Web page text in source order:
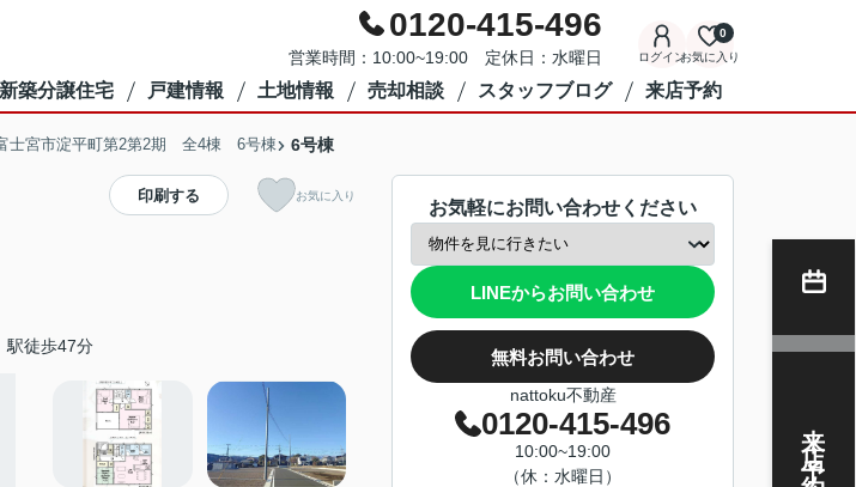
0120-415-496
営業時間：10:00~19:00 定休日：水曜日 ログインお気に入り
0
新築分譲住宅 戸建情報 土地情報 売却相談 スタッフブログ 来店予約
士宮市淀平町第2第2期 全4棟 6号棟 6号棟
駅徒歩47分
印刷する お気に入り
お気軽にお問い合わせください
LINEからお問い合わせ
無料お問い合わせ
nattoku不動産
0120-415-496
10:00~19:00
（休：水曜日）
来店予約